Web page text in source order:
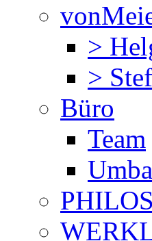
>
>
Büro
Team